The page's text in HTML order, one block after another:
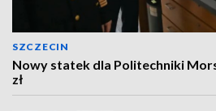
SZCZECIN
Nowy statek dla Politechniki
zł